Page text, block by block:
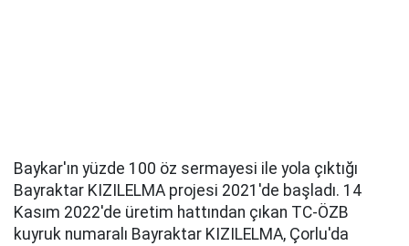
Baykar'ın yüzde 100 öz sermayesi ile yola çıktığı
Bayraktar KIZILELMA projesi 2021'de başladı. 14
Kasım 2022'de üretim hattından çıkan TC-ÖZB
kuyruk numaralı Bayraktar KIZILELMA, Çorlu'da